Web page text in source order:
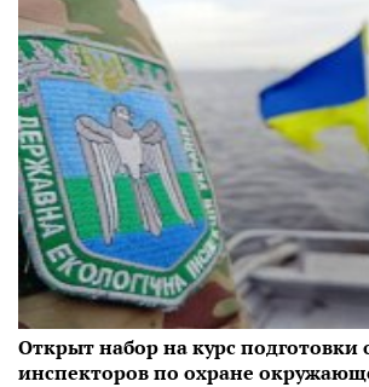
Открыт набор на курс
инспекторов по охране